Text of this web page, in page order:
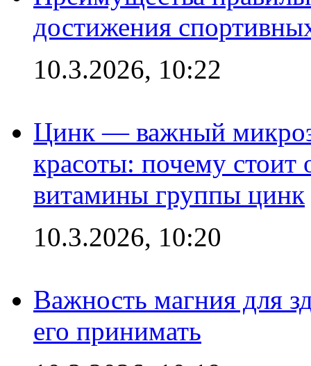
достижения
10.3.2026, 10:22
Цинк — важный
красоты: почему стоит
витамины группы цинк
10.3.2026, 10:20
Важность магния для
его принимать